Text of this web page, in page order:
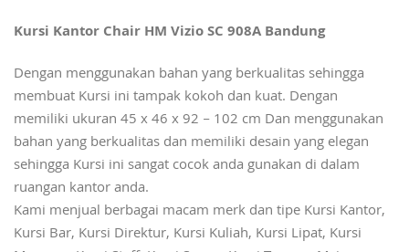
Kursi Kantor Chair HM Vizio SC 908A Bandung
Dengan menggunakan bahan yang berkualitas sehingga
membuat Kursi ini tampak kokoh dan kuat. Dengan
memiliki ukuran 45 x 46 x 92 – 102 cm Dan menggunakan
bahan yang berkualitas dan memiliki desain yang elegan
sehingga Kursi ini sangat cocok anda gunakan di dalam
ruangan kantor anda.
Kami menjual berbagai macam merk dan tipe Kursi Kantor,
Kursi Bar, Kursi Direktur, Kursi Kuliah, Kursi Lipat, Kursi